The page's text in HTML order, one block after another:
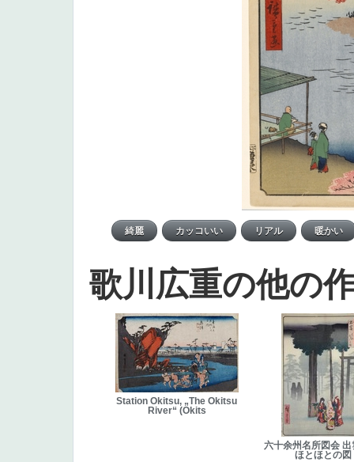
歌川広重の他の
Station Okitsu, „The Okitsu
River“ (Okits
六十余州名所図会 出
ほとほとの図